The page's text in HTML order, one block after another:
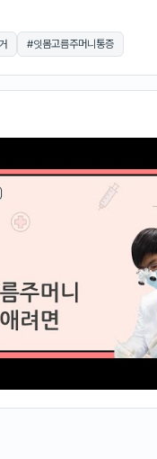
#잇몸고름주머니통증